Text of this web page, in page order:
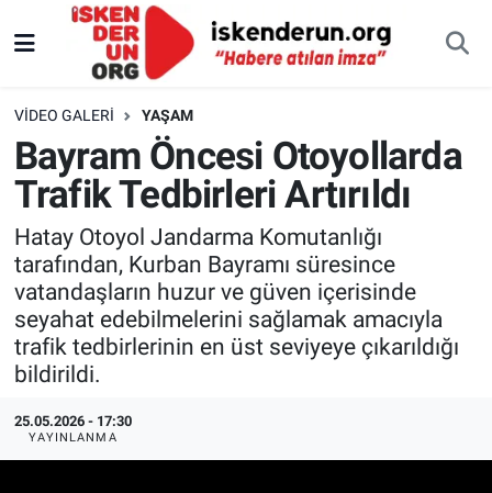
VIDEO GALERI YAŞAM
Bayram Öncesi Otoyollarda
Trafik Tedbirleri Artırıldı
Hatay Otoyol Jandarma Komutanlığı
tarafından, Kurban Bayramı süresince
vatandaşların huzur ve güven içerisinde
seyahat edebilmelerini sağlamak amacıyla
trafik tedbirlerinin en üst seviyeye çıkarıldığı
bildirildi.
25.05.2026 - 17:30
YAYINLANMA